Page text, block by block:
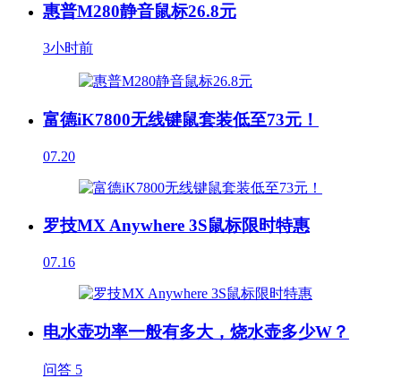
惠普M280静音鼠标26.8元
3小时前
富德iK7800无线键鼠套装低至73元！
07.20
罗技MX Anywhere 3S鼠标限时特惠
07.16
电水壶功率一般有多大，烧水壶多少W？
问答 5